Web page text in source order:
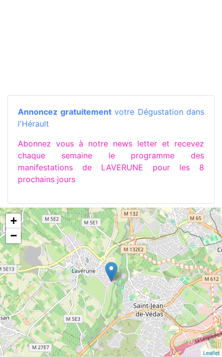
Annoncez gratuitementvotre Dégustation dans
l'Hérault
Abonnez vous à notre news letter et recevez
chaque semaine le programme des
manifestations de LAVERUNE pour les 8
prochains jours
+
−
Leaflet